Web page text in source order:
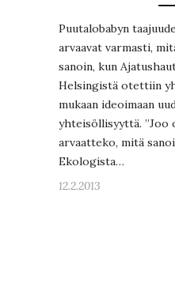
Puutalobabyn
arvaavat varmasti,
sanoin, kun
Helsingistä otettiin
mukaan ideoimaan
yhteisöllisyyttä. ”Joo
arvaatteko, mitä
Ekologista…
12.2.2013